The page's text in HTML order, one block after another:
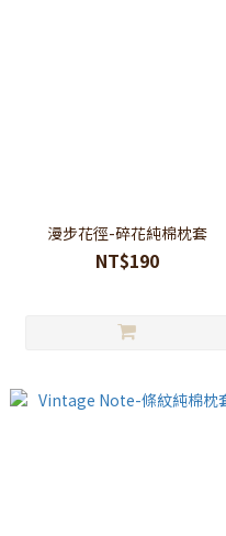
漫步花徑-碎花純棉枕套
NT$190